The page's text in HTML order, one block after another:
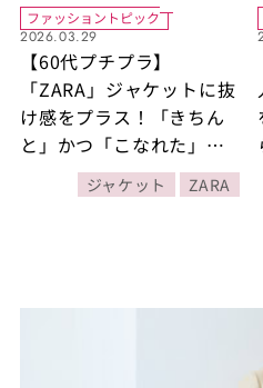
ファッショントピック
2026.03.29
【60代プチプラ】
「ZARA」ジャケットに抜
け感をプラス！「きちん
と」かつ「こなれた」エ
レガントカジュアルコー
デ【6日間コーデDay1・
ジャケット ZARA